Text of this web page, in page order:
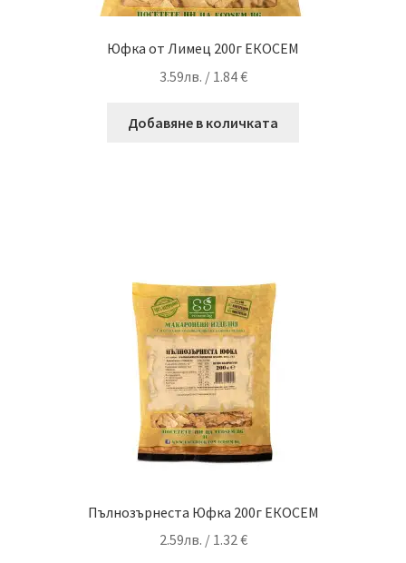
Юфка от Лимец 200г ЕКОСЕМ
3.59лв. / 1.84 €
Добавяне в количката
Пълнозърнеста Юфка 200г ЕКОСЕМ
2.59лв. / 1.32 €